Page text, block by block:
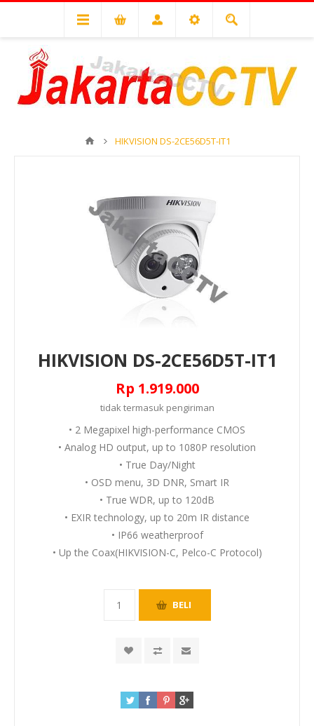
HIKVISION DS-2CE56D5T-IT1
HIKVISION DS-2CE56D5T-IT1
Rp 1.919.000
tidak termasuk pengiriman
• 2 Megapixel high-performance CMOS
• Analog HD output, up to 1080P resolution
• True Day/Night
• OSD menu, 3D DNR, Smart IR
• True WDR, up to 120dB
• EXIR technology, up to 20m IR distance
• IP66 weatherproof
• Up the Coax(HIKVISION-C, Pelco-C Protocol)